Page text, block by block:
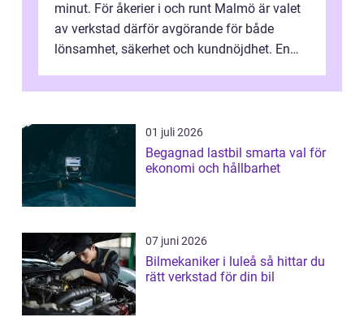
minut. För åkerier i och runt Malmö är valet
av verkstad därför avgörande för både
lönsamhet, säkerhet och kundnöjdhet. En
01 juli 2026
Begagnad lastbil smarta val för
ekonomi och hållbarhet
07 juni 2026
Bilmekaniker i luleå så hittar du
rätt verkstad för din bil